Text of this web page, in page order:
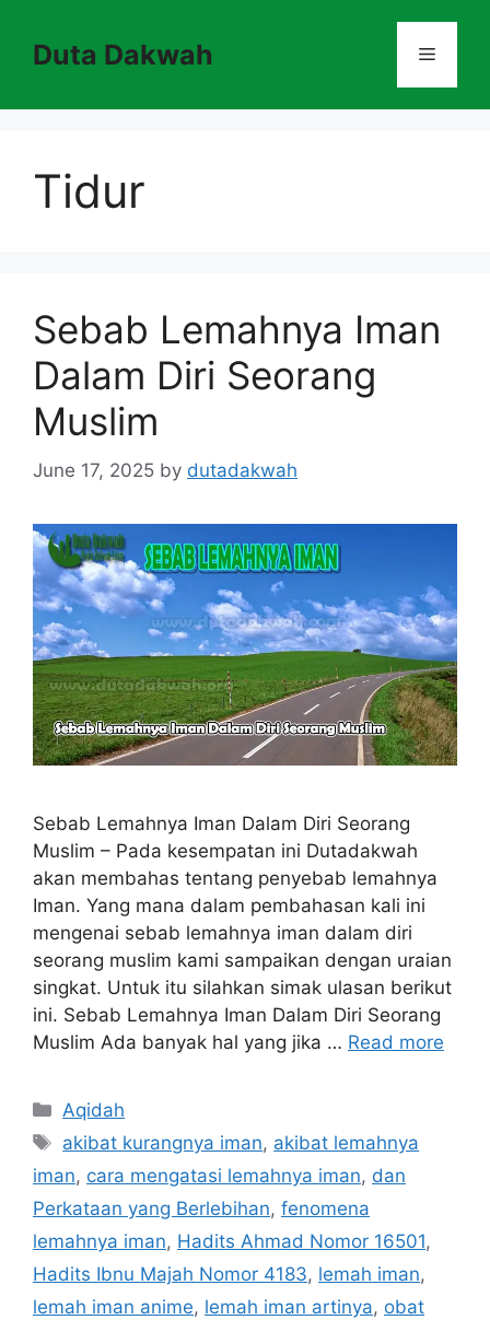
contentDuta Dakwah Menu
Tidur
Sebab Lemahnya Iman
Dalam Diri Seorang
Muslim
June 17, 2025 by dutadakwah
Sebab Lemahnya Iman Dalam Diri Seorang
Muslim – Pada kesempatan ini Dutadakwah
akan membahas tentang penyebab lemahnya
Iman. Yang mana dalam pembahasan kali ini
mengenai sebab lemahnya iman dalam diri
seorang muslim kami sampaikan dengan uraian
singkat. Untuk itu silahkan simak ulasan berikut
ini. Sebab Lemahnya Iman Dalam Diri Seorang
Muslim Ada banyak hal yang jika … Read more
Categories
Aqidah
Tags
akibat kurangnya iman, akibat lemahnya
iman, cara mengatasi lemahnya iman, dan
Perkataan yang Berlebihan, fenomena
lemahnya iman, Hadits Ahmad Nomor 16501,
Hadits Ibnu Majah Nomor 4183, lemah iman,
lemah iman anime, lemah iman artinya, obat